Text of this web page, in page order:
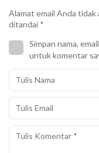
Alamat email Anda tidak
ditandai *
Simpan nama,
untuk komentar